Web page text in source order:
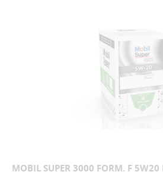
MOBIL SUPER 3000 FORM. F 5W20